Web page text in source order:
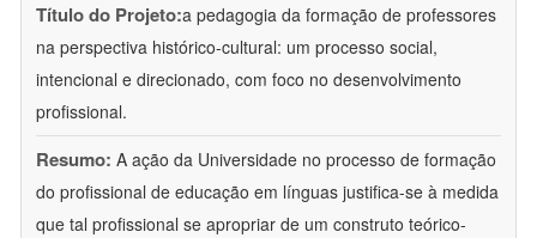
Título do Projeto:a pedagogia da formação de professores
na perspectiva histórico-cultural: um processo social,
intencional e direcionado, com foco no desenvolvimento
profissional.
Resumo: A ação da Universidade no processo de formação
do profissional de educação em línguas justifica-se à medida
que tal profissional se apropriar de um construto teórico-